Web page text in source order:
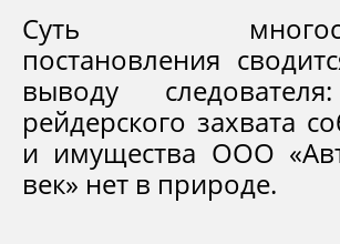
Суть
постановления
выводу
рейдерского захвата
и имущества ООО
век» нет в природе.